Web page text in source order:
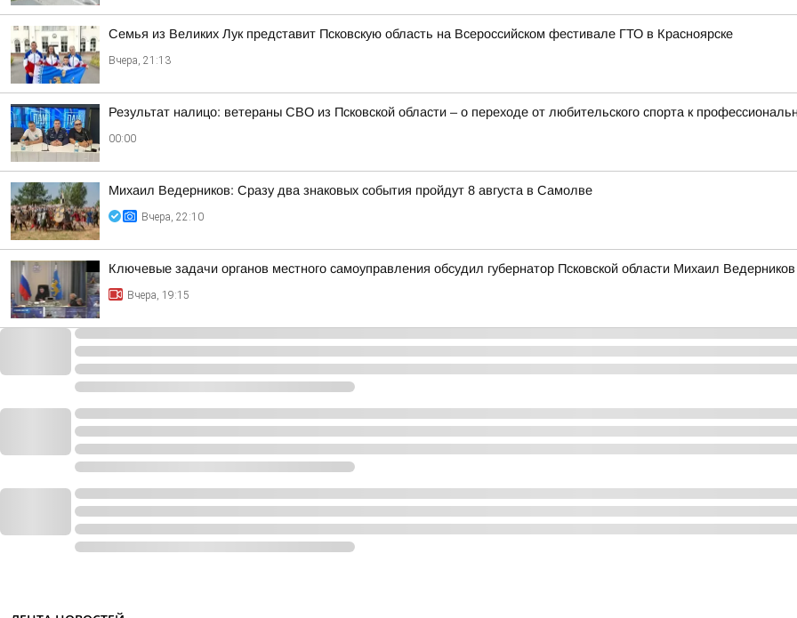
Семья из Великих Лук представит Псковскую область на Всероссийском фестивале ГТО в Красноярске
Вчера, 21:13
Результат налицо: ветераны СВО из Псковской области – о переходе от любительского спорта к
00:00
Михаил Ведерников: Сразу два знаковых события пройдут 8 августа в Самолве
Вчера, 22:10
Ключевые задачи органов местного самоуправления обсудил губернатор Псковской области Михаил
Вчера, 19:15